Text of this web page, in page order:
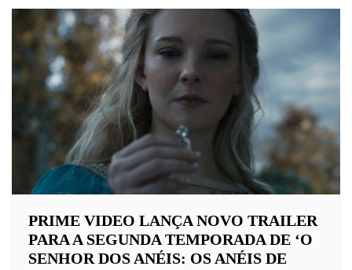
PRIME VIDEO LANÇA NOVO TRAILER
PARA A SEGUNDA TEMPORADA DE ‘O
SENHOR DOS ANÉIS: OS ANÉIS DE